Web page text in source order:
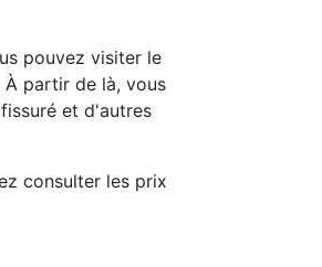
pouvez visiter le
partir de là, vous
et d'autres
consulter les prix